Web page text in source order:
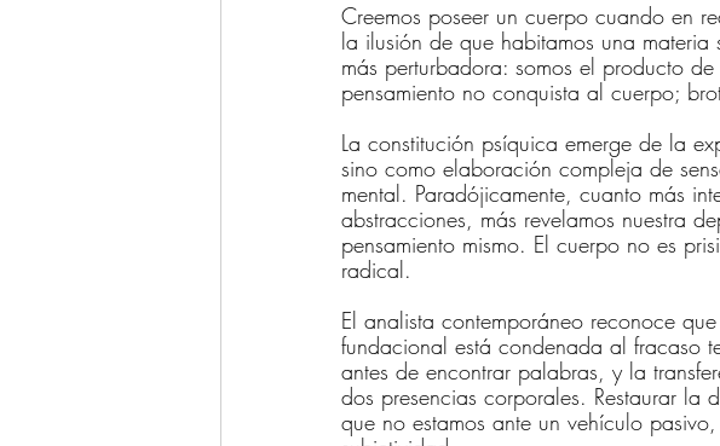
Creemos poseer un cuerpo cuando en
la ilusión de que habitamos una
más perturbadora: somos el producto
pensamiento no conquista al cuerpo;
La constitución psíquica emerge de la
sino como elaboración compleja de
mental. Paradójicamente, cuanto más
abstracciones, más revelamos nuestra
pensamiento mismo. El cuerpo no es
radical.
El analista contemporáneo reconoce
fundacional está condenada al fracaso
antes de encontrar palabras, y la
dos presencias corporales. Restaurar
que no estamos ante un vehículo